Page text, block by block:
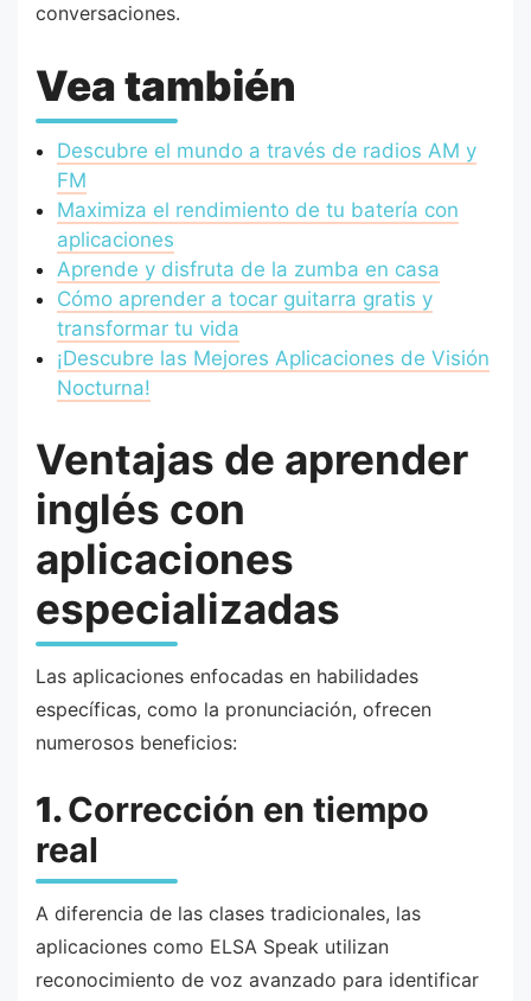
conversaciones.
Vea también
Descubre el mundo a través de radios AM y
FM
Maximiza el rendimiento de tu batería con
aplicaciones
Aprende y disfruta de la zumba en casa
Cómo aprender a tocar guitarra gratis y
transformar tu vida
¡Descubre las Mejores Aplicaciones de Visión
Nocturna!
Ventajas de aprender
inglés con
aplicaciones
especializadas
Las aplicaciones enfocadas en habilidades
específicas, como la pronunciación, ofrecen
numerosos beneficios:
1.Corrección en tiempo
real
A diferencia de las clases tradicionales, las
aplicaciones como ELSA Speak utilizan
reconocimiento de voz avanzado para identificar